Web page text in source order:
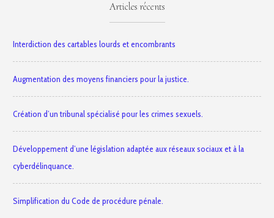
Articles récents
Interdiction des cartables lourds et encombrants
Augmentation des moyens financiers pour la justice.
Création d’un tribunal spécialisé pour les crimes sexuels.
Développement d’une législation adaptée aux réseaux sociaux et à la
cyberdélinquance.
Simplification du Code de procédure pénale.